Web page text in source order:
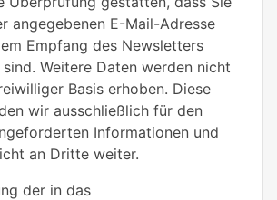
angegebenen E-Mail-Adresse
Empfang des Newsletters
Weitere Daten werden nicht
Basis erhoben. Diese
wir ausschließlich für den
Informationen und
an Dritte weiter.
der in das